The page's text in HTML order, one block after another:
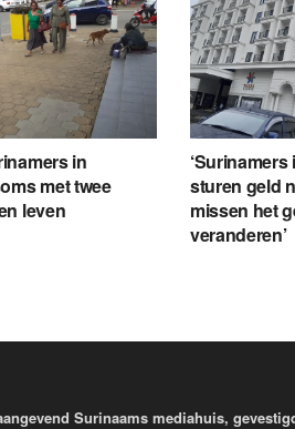
in
met twee
leven
sturen geld
missen het
veranderen’
Surinaams mediahuis,